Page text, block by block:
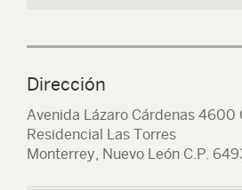
Dirección
Avenida Lázaro Cárdenas 4600
Residencial Las Torres
Monterrey, Nuevo León C.P.